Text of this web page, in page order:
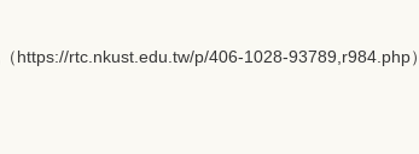
https://rtc.nkust.edu.tw/p/406-1028-93789,r984.php）